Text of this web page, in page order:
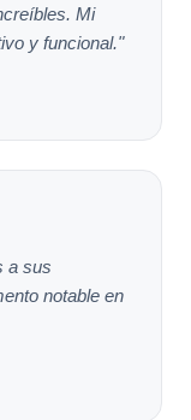
Mi
y funcional."
a sus
notable en